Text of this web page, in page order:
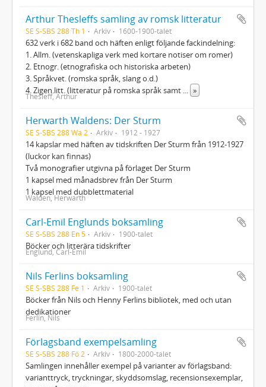
Arthur Thesleffs samling av romsk litteratur
SE S-SBS 288 Th 1 Arkiv 1600-1900-talet
632 verk i 682 band och häften enligt följande fackindelning:
1. Allm. (vetenskapliga verk med kortare notiser om romer)
2. Etnogr. (etnografiska och historiska arbeten)
3. Språkvet. (romska språk, slang o.d.)
4. Zigen.litt. (litteratur på romska språk samt
»
Thesleff, Arthur
Herwarth Waldens: Der Sturm
SE S-SBS 288 Wa 2 Arkiv 1912 - 1927
14 kapslar med häften av tidskriften Der Sturm från 1912-1927
(luckor kan finnas)
Två monografier utgivna på förlaget Der Sturm
1 kapsel med månadsbrev från Der Sturm
1 kapsel med dubblettmaterial
Walden, Herwarth
Carl-Emil Englunds boksamling
SE S-SBS 288 En 5 Arkiv 1900-talet
Böcker och litterära tidskrifter
Englund, Carl-Emil
Nils Ferlins boksamling
SE S-SBS 288 Fe 1 Arkiv 1900-talet
Böcker från Nils och Henny Ferlins bibliotek, med och utan
dedikationer
Ferlin, Nils
Förlagsband exempelsamling
SE S-SBS 288 Fö 2 Arkiv 1800-2000-talet
Samlingen innehåller exempel på varianter av förlagsband:
varianttryck, tryckningar, skyddsomslag, recensionsexemplar,